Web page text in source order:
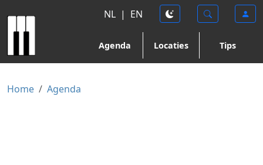
NL | EN
Agenda Locaties Tips
Home Agenda